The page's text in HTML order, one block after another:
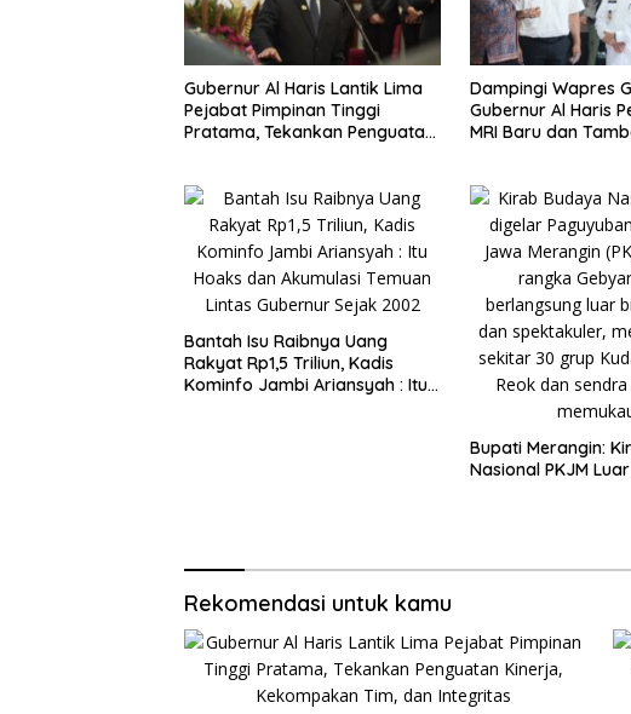
Gubernur Al Haris Lantik Lima
Pejabat Pimpinan Tinggi
Pratama, Tekankan Penguatan
Dampingi Wapres
Gubernur Al Haris
MRI Baru dan
Bantah Isu Raibnya Uang
Rakyat Rp1,5 Triliun, Kadis
Kominfo Jambi Ariansyah : Itu
Bupati Merangin:
Nasional PKJM
Rekomendasi untuk kamu